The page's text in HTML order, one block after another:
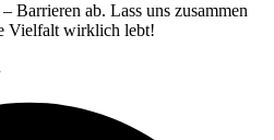
Barrieren ab. Lass uns zusammen
Vielfalt wirklich lebt!